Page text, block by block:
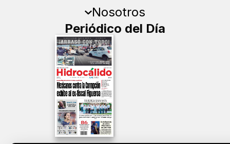
Nosotros
Periódico del Día